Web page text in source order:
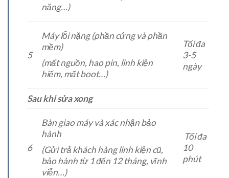
nặng…)
5
Máy lỗi nặng (phần cứng và phần
mềm)
(mất nguồn, hao pin, linh kiện
hiếm, mất boot…)
Tối đa
3-5
ngày
Sau khi sửa xong
6
Bàn giao máy và xác nhận bảo
hành
(Gửi trả khách hàng linh kiện cũ,
bảo hành từ 1 đến 12 tháng, vĩnh
viễn…)
Tối đa
10
phút